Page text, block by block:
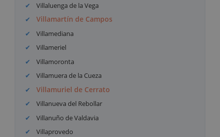
Villaluenga de la Vega
Villamartín de Campos
Villamediana
Villameriel
Villamoronta
Villamuera de la Cueza
Villamuriel de Cerrato
Villanueva del Rebollar
Villanuño de Valdavia
Villaprovedo